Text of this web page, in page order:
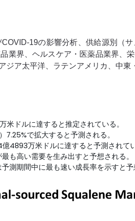
19の影響分析、供給源別（
業界、ヘルスケア・医薬品業界、
ア太平洋、ラテンアメリカ、中東
ドルに達すると推定されている。
で拡大すると予測される。
4893万米ドルに達すると予測されてい
も高い需要を生み出すと予想される。
測期間中に最も速い成長率を示すと予